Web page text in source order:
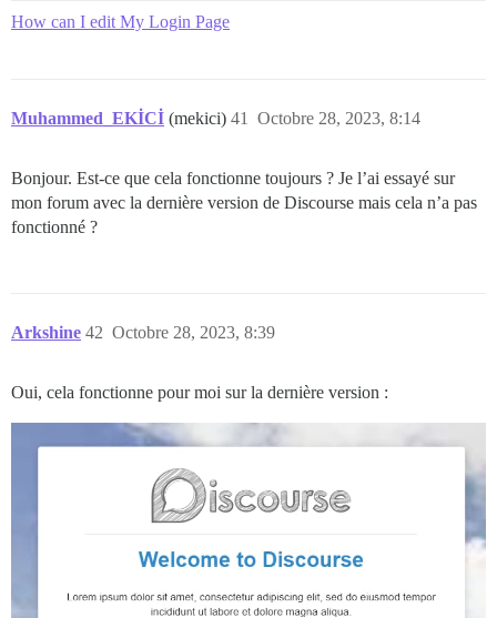
How can I edit My Login Page
Muhammed_EKİCİ (mekici) Octobre 28, 2023, 8:14
41
Bonjour. Est-ce que cela fonctionne toujours ? Je l’ai essayé sur
mon forum avec la dernière version de Discourse mais cela n’a pas
fonctionné ?
Arkshine Octobre 28, 2023, 8:39
42
Oui, cela fonctionne pour moi sur la dernière version :